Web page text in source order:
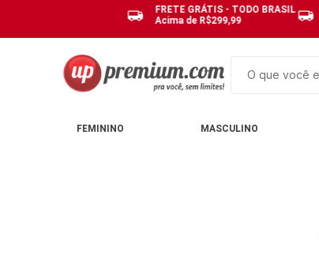
FRETE GRÁTIS - TODO BRASIL
Acima de R$299,99
FEMININO MASCULINO